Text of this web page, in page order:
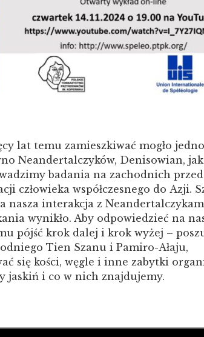
lat temu zamieszkiwać mogło
Neandertalczyków, Denisowian,
badania na zachodnich
człowieka współczesnego do Azji.
nasza interakcja z
wynikło. Aby odpowiedzieć na
pójść krok dalej i krok wyżej –
Tien Szanu i Pamiro-Ałaju,
się kości, węgle i inne zabytki
jaskiń i co w nich znajdujemy.